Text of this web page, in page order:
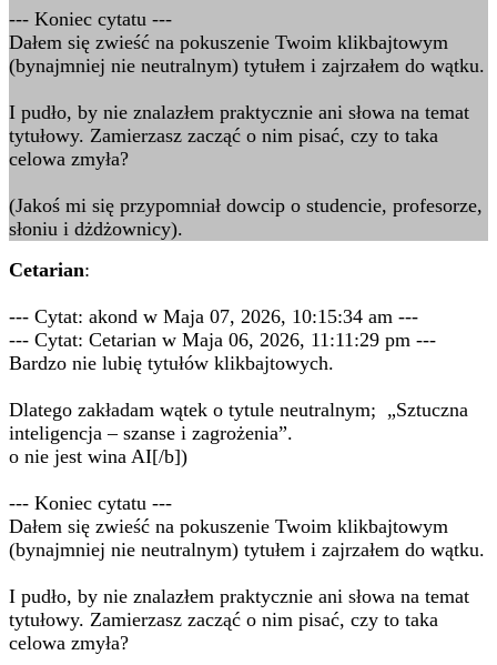
--- Koniec cytatu ---
Dałem się zwieść na pokuszenie Twoim klikbajtowym
(bynajmniej nie neutralnym) tytułem i zajrzałem do wątku.
I pudło, by nie znalazłem praktycznie ani słowa na temat
tytułowy. Zamierzasz zacząć o nim pisać, czy to taka
celowa zmyła?
(Jakoś mi się przypomniał dowcip o studencie, profesorze,
słoniu i dżdżownicy).
Cetarian:
--- Cytat: akond w Maja 07, 2026, 10:15:34 am ---
--- Cytat: Cetarian w Maja 06, 2026, 11:11:29 pm ---
Bardzo nie lubię tytułów klikbajtowych.
Dlatego zakładam wątek o tytule neutralnym; „Sztuczna
inteligencja – szanse i zagrożenia”.
o nie jest wina AI[/b])
--- Koniec cytatu ---
Dałem się zwieść na pokuszenie Twoim klikbajtowym
(bynajmniej nie neutralnym) tytułem i zajrzałem do wątku.
I pudło, by nie znalazłem praktycznie ani słowa na temat
tytułowy. Zamierzasz zacząć o nim pisać, czy to taka
celowa zmyła?